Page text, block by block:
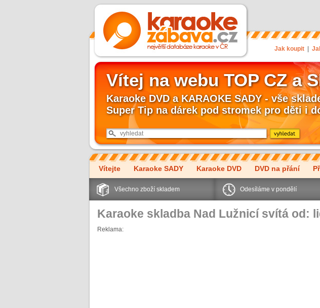
Jak koupit
Vítej na webu TOP CZ a
Karaoke DVD a KARAOKE SADY - vše
Super Tip na dárek pod stromek pro děti i
Vítejte Karaoke SADY Karaoke DVD DVD na přání
Všechno zboží skladem Odesíláme v pondělí
Karaoke skladba Nad Lužnicí svítá od:
Reklama: